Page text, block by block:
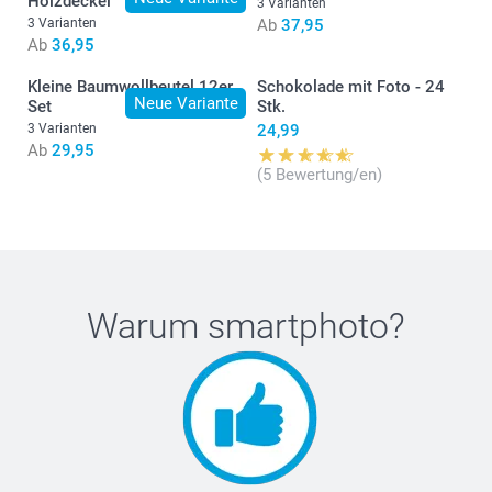
Natürliches Holz: 7cm (Höhe) x 5.2cm (Durchmesser)
Schwarz/ Gold & Weiss: 6.5cm (Höhe) x 4.8cm
3 Varianten
Ab 36,95
Ab 37,95
Neue Variante
Kleine Baumwollbeutel 12er
Set
3 Varianten
Ab 29,95
Schokolade mit Foto - 24
Stk.
24,99
(5 Bewertung/en)
Warum smartphoto?